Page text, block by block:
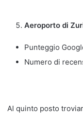
Aeroporto di
Punteggio
Numero di
Al quinto posto